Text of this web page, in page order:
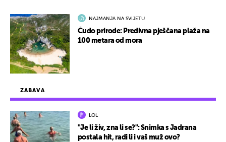
ZABAVA
LOL
"Je li živ, zna li se?": Snimka s Jadrana
postala hit, radi li i vaš muž ovo?
NAJMANJA NA SVIJETU
Čudo prirode: Predivna pješčana plaža na
100 metara od mora